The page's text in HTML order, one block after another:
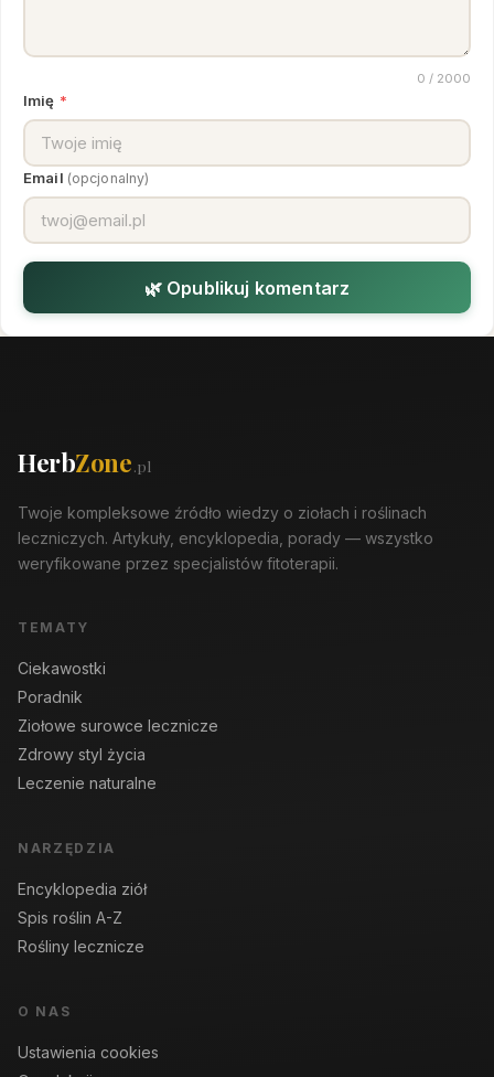
0 / 2000
Imię *
Email (opcjonalny)
🌿 Opublikuj komentarz
HerbZone.pl
Twoje kompleksowe źródło wiedzy o ziołach i roślinach
leczniczych. Artykuły, encyklopedia, porady — wszystko
weryfikowane przez specjalistów fitoterapii.
TEMATY
Ciekawostki
Poradnik
Ziołowe surowce lecznicze
Zdrowy styl życia
Leczenie naturalne
NARZĘDZIA
Encyklopedia ziół
Spis roślin A-Z
Rośliny lecznicze
O NAS
Ustawienia cookies